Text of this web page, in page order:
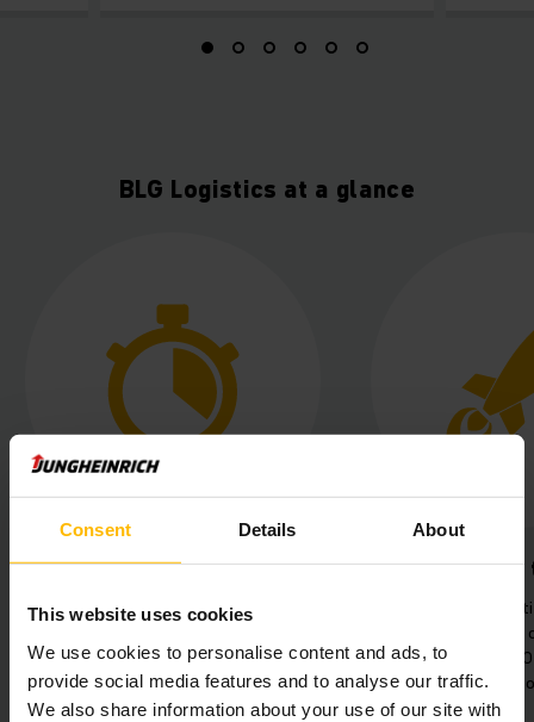
Consent Details About
This website uses cookies
We use cookies to personalise content and ads, to
provide social media features and to analyse our traffic.
We also share information about your use of our site with
BLG Logistics at a glance
Future-proof technology
Automated logistics centre with
technology and 700,000 storage
locations.
Highly
of 60